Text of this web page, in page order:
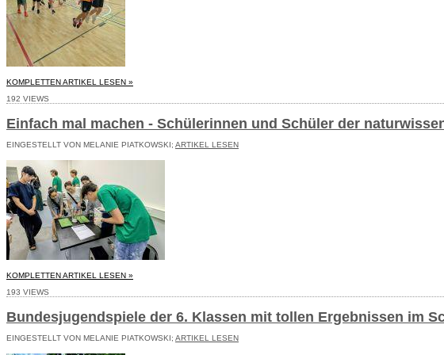
KOMPLETTEN ARTIKEL LESEN »
192 VIEWS
Einfach mal machen - Schülerinnen und Schüler der
EINGESTELLT VON MELANIE PIATKOWSKI; ARTIKEL LESEN
KOMPLETTEN ARTIKEL LESEN »
193 VIEWS
Bundesjugendspiele der 6. Klassen mit tollen Ergebnissen im
EINGESTELLT VON MELANIE PIATKOWSKI; ARTIKEL LESEN